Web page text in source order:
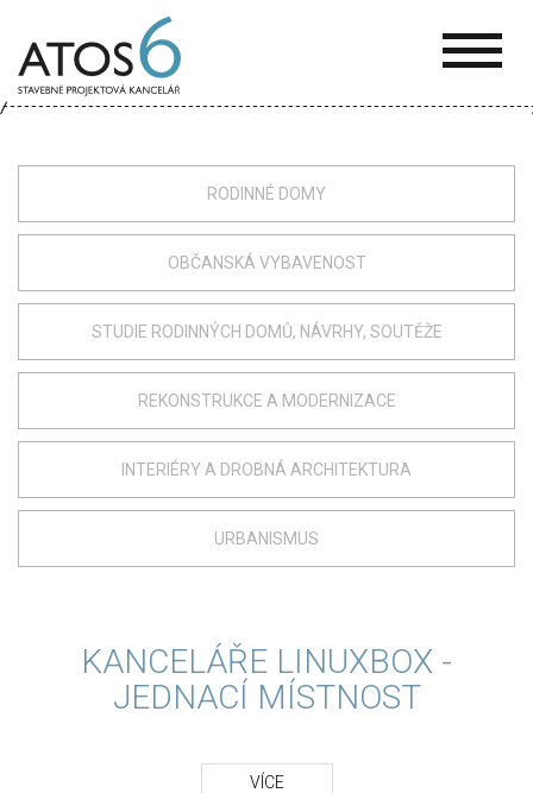
6
RODINNÉ DOMY
OBČANSKÁ VYBAVENOST
STUDIE RODINNÝCH DOMŮ, NÁVRHY, SOUTĚŽE
REKONSTRUKCE A MODERNIZACE
INTERIÉRY A DROBNÁ ARCHITEKTURA
URBANISMUS
KANCELÁŘE LINUXBOX -
JEDNACÍ MÍSTNOST
VÍCE